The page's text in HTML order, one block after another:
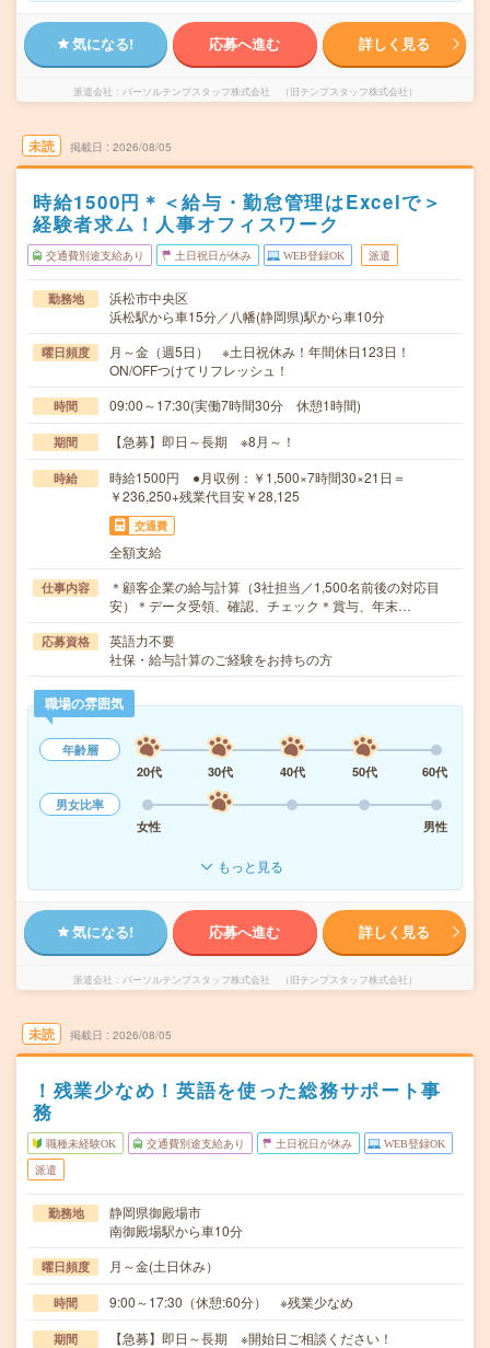
気になる! 応募へ進む 詳しく見る
派遣会社 パーソルテンプスタッフ株式会社 （旧テンプスタッフ株式会社）
未読 掲載日 2026/08/05
時給1500円＊＜給与・勤怠管理はExcelで＞
経験者求ム！人事オフィスワーク
交通費別途支給あり 土日祝日が休み WEB登録OK 派遣
勤務地
浜松市中央区
浜松駅から車15分／八幡(静岡県)駅から車10分
曜日頻度
月～金（週5日） ※土日祝休み！年間休日123日！
ON/OFFつけてリフレッシュ！
時間 09:00～17:30(実働7時間30分 休憩1時間)
期間 【急募】即日～長期 ※8月～！
時給
時給1500円 ●月収例：￥1,500×7時間30×21日＝
￥236,250+残業代目安￥28,125
交通費
全額支給
仕事内容
＊顧客企業の給与計算（3社担当／1,500名前後の対応目
安）＊データ受領、確認、チェック＊賞与、年末…
応募資格
英語力不要
社保・給与計算のご経験をお持ちの方
職場の雰囲気
年齢層
20代
30代 40代 50代
60代
男女比率
女性
男性
もっと見る
気になる! 応募へ進む 詳しく見る
派遣会社 パーソルテンプスタッフ株式会社 （旧テンプスタッフ株式会社）
未読 掲載日 2026/08/05
！残業少なめ！英語を使った総務サポート事
務
職種未経験OK 交通費別途支給あり 土日祝日が休み WEB登録OK
派遣
勤務地
静岡県御殿場市
南御殿場駅から車10分
曜日頻度 月～金(土日休み）
時間 9:00～17:30（休憩:60分） ※残業少なめ
期間 【急募】即日～長期 ※開始日ご相談ください！